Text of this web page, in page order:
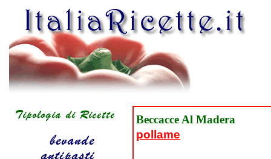
Beccacce Al Madera
pollame